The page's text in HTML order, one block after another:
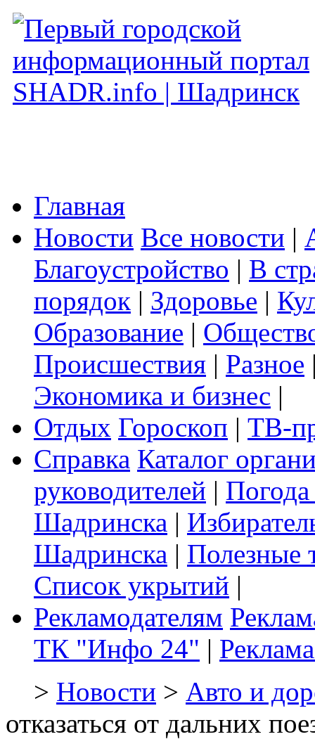
Главная
Новости Все новости |
Благоустройство | В
порядок | Здоровье |
Образование |
Происшествия | Разное
Экономика и бизнес |
Отдых Гороскоп | ТВ-
Справка Каталог
руководителей |
Шадринска |
Шадринска | Полезные
Список укрытий |
Рекламодателям
ТК "Инфо 24" |
> Новости > Авто и
отказаться от дальних